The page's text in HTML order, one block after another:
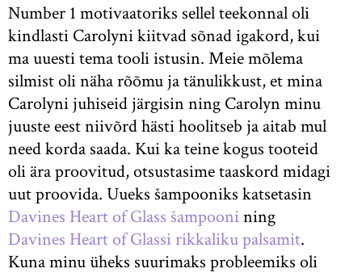
Number 1 motivaatoriks sellel teekonnal oli
kindlasti Carolyni kiitvad sõnad igakord, kui
ma uuesti tema tooli istusin. Meie mõlema
silmist oli näha rõõmu ja tänulikkust, et mina
Carolyni juhiseid järgisin ning Carolyn minu
juuste eest niivõrd hästi hoolitseb ja aitab mul
need korda saada. Kui ka teine kogus tooteid
oli ära proovitud, otsustasime taaskord midagi
uut proovida. Uueks šampooniks katsetasin
Davines Heart of Glass šampoonining
Davines Heart of Glassi rikkaliku palsamit.
Kuna minu üheks suurimaks probleemiks oli